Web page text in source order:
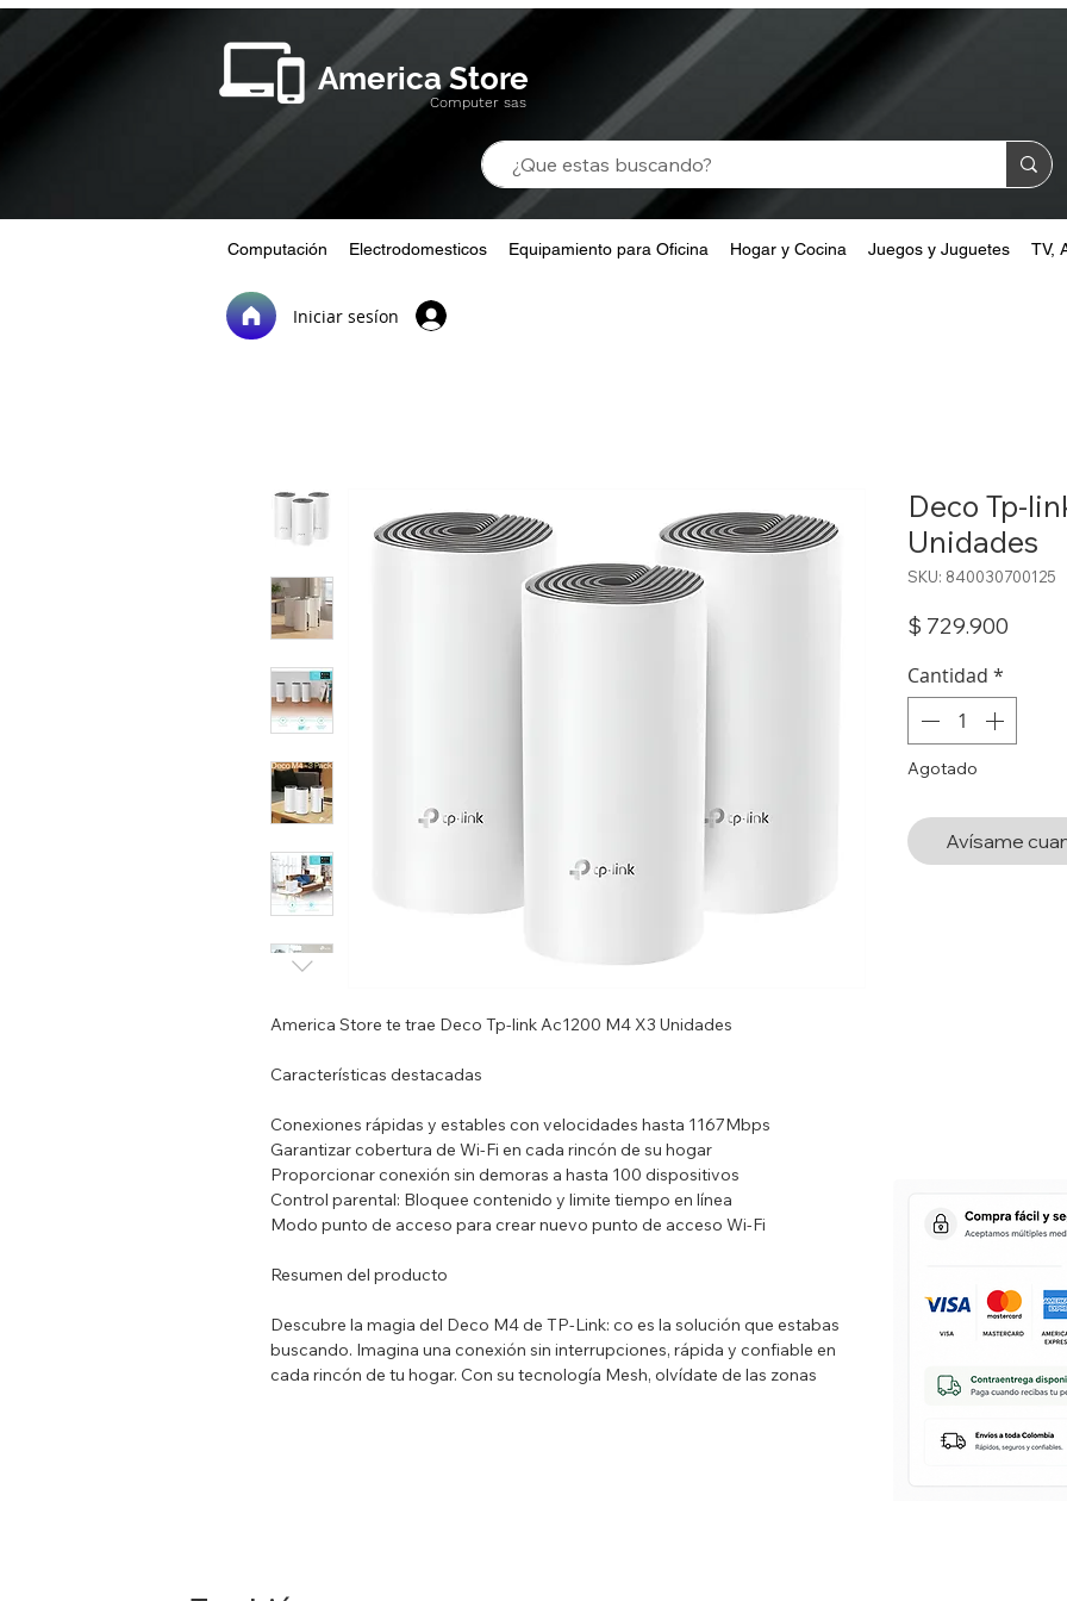
America Store
Computer sas
Computación Electrodomesticos Equipamiento para Oficina Hogar y Cocina Juegos y Juguetes TV,
Iniciar sesíon
America Store te trae Deco Tp-link Ac1200 M4 X3 Unidades
Características destacadas
Conexiones rápidas y estables con velocidades hasta 1167Mbps
Garantizar cobertura de Wi-Fi en cada rincón de su hogar
Proporcionar conexión sin demoras a hasta 100 dispositivos
Control parental: Bloquee contenido y limite tiempo en línea
Modo punto de acceso para crear nuevo punto de acceso Wi-Fi
Resumen del producto
Descubre la magia del Deco M4 de TP-Link: co es la solución que estabas
buscando. Imagina una conexión sin interrupciones, rápida y confiable en
cada rincón de tu hogar. Con su tecnología Mesh, olvídate de las zonas
Deco Tp-
Unidades
SKU: 840030700125
$ 729.900
Cantidad *
Agotado
Avísame